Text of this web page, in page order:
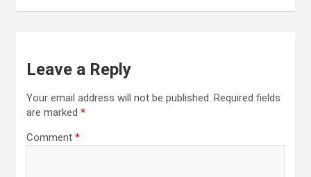
Leave a Reply
Your email address will not be published. Required fields
are marked *
Comment *